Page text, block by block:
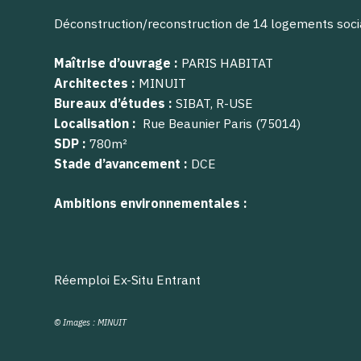
Déconstruction/reconstruction de 14 logements
Maîtrise d’ouvrage : PARIS HABITAT
Architectes : MINUIT
Bureaux d’études :SIBAT, R-USE
Localisation : Rue Beaunier Paris (75014)
SDP : 780m²
Stade d’avancement : DCE
Ambitions environnementales :
Réemploi Ex-Situ Entrant
© Images : MINUIT